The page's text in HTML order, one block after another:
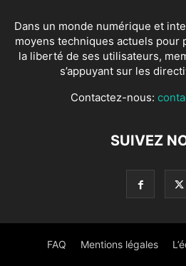
Dans un monde numérique et
moyens techniques actuels pour
la liberté de ses utilisateurs,
s’appuyant sur les
Contactez-nous:
SUIVEZ
FAQ Mentions légales